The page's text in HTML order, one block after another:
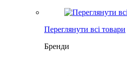
Переглянути всі товари
Бренди